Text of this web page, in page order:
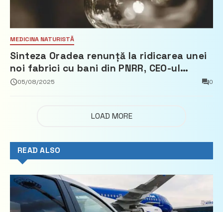
MEDICINA NATURISTĂ
Sinteza Oradea renunță la ridicarea unei
noi fabrici cu bani din PNRR, CEO-ul
demisionează – Profit.ro
05/08/2025 0
LOAD MORE
READ ALSO